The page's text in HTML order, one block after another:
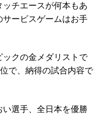
チエースが何本もあ
サービスゲームはお手
ックの金メダリストで
で、納得の試合内容で
い選手、全日本を優勝